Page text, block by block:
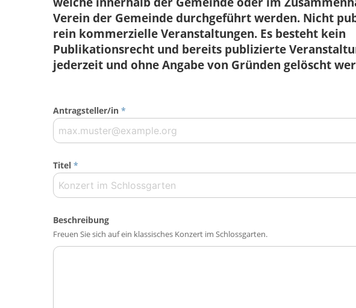
Verein der Gemeinde durchgeführt werden. Nicht
rein kommerzielle Veranstaltungen. Es besteht kein
Publikationsrecht und bereits publizierte
jederzeit und ohne Angabe von Gründen gelöscht
Antragsteller/in *
Titel *
Beschreibung
Freuen Sie sich auf ein klassisches Konzert im Schlossgarten.